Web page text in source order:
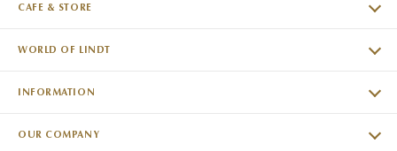
CAFE & STORE
WORLD OF LINDT
INFORMATION
OUR COMPANY